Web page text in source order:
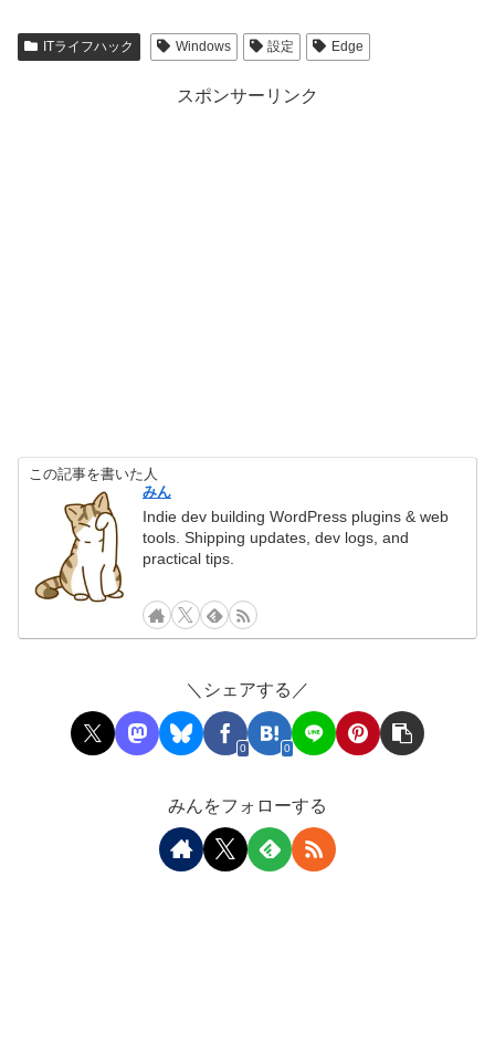
ITライフハック Windows 設定 Edge
スポンサーリンク
この記事を書いた人
みん
Indie dev building WordPress plugins & web
tools. Shipping updates, dev logs, and
practical tips.
＼シェアする／
0 0
みんをフォローする